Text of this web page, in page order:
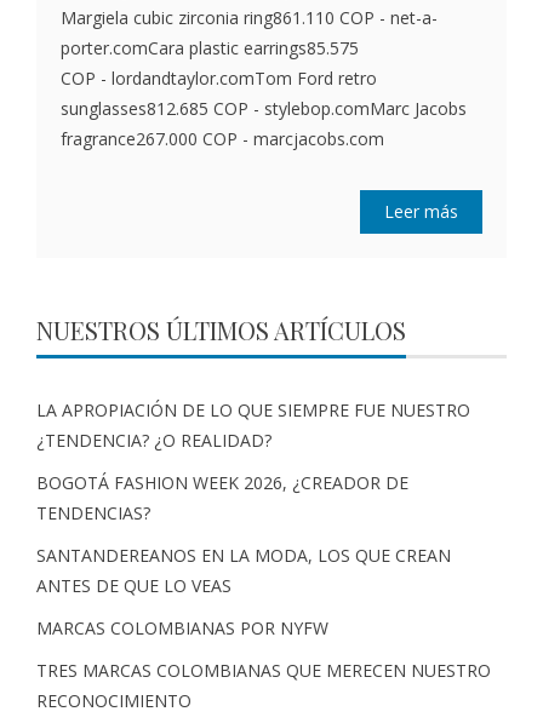
Margiela cubic zirconia ring861.110 COP - net-a-
porter.comCara plastic earrings85.575
COP - lordandtaylor.comTom Ford retro
sunglasses812.685 COP - stylebop.comMarc Jacobs
fragrance267.000 COP - marcjacobs.com
Leer más
NUESTROS ÚLTIMOS ARTÍCULOS
LA APROPIACIÓN DE LO QUE SIEMPRE FUE NUESTRO
¿TENDENCIA? ¿O REALIDAD?
BOGOTÁ FASHION WEEK 2026, ¿CREADOR DE
TENDENCIAS?
SANTANDEREANOS EN LA MODA, LOS QUE CREAN
ANTES DE QUE LO VEAS
MARCAS COLOMBIANAS POR NYFW
TRES MARCAS COLOMBIANAS QUE MERECEN NUESTRO
RECONOCIMIENTO